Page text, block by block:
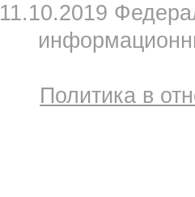
11.10.2019
Политика в